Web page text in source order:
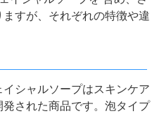
すが、それぞれの特徴や違
シャルソープはスキンケア
された商品です。泡タイプ